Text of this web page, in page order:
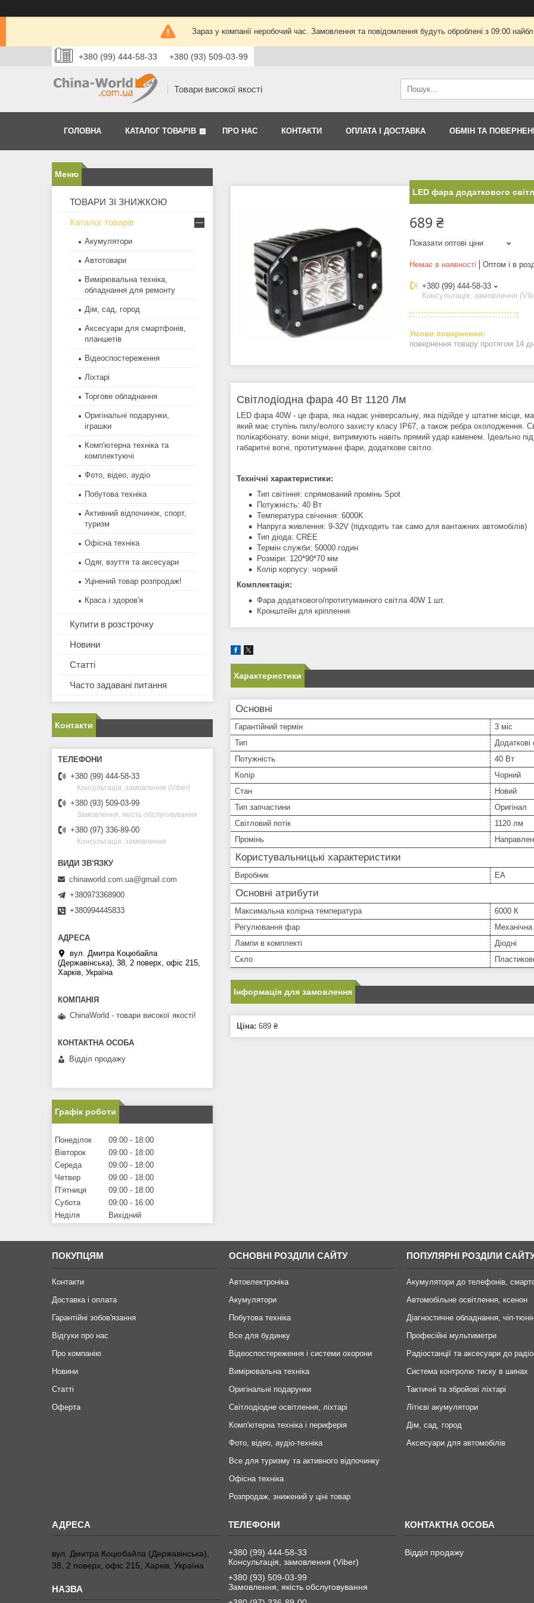
Зараз у компанії неробочий час. Замовлення та повідомлення будуть оброблені з 09:00
+380 (99) 444-58-33 +380 (93) 509-03-99
Товари високої якості
ГОЛОВНА КАТАЛОГ ТОВАРІВ ПРО НАС КОНТАКТИ ОПЛАТА І ДОСТАВКА ОБМІН ТА
LED фара додаткового
689 ₴
Показати оптові ціни
Немає в наявності Оптом і в
+380 (99) 444-58-33
Консультація, замовлення
повернення товару протягом 14
Світлодіодна фара 40 Вт 1120 Лм
LED фара 40W - це фара, яка надає універсальну, яка підійде у штатне місце,
який має ступінь пилу/волого захисту класу IP67, а також ребра охолодження.
полікарбонату, вони міцні, витримують навіть прямий удар каменем. Ідеально
габаритні вогні, протитуманні фари, додаткове світло.
Технічні характеристики:
Тип світіння: спрямований промінь Spot
Потужність: 40 Вт
Температура свічення: 6000K
Напруга живлення: 9-32V (підходить так само для вантажних автомобілів)
Тип діода: CREE
Термін служби: 50000 годин
Розміри: 120*90*70 мм
Колір корпусу: чорний
Комплектація:
Фара додаткового/протитуманного світла 40W 1 шт.
Кронштейн для кріплення
Характеристики
Основні
Гарантійний термін
3 міс
Тип
Потужність
40 Вт
Колір
Чорний
Стан
Новий
Тип запчастини
Оригінал
Світловий потік
1120 лм
Промінь
Користувальницькі характеристики
Виробник EA
Основні атрибути
Максимальна колірна температура
6000 К
Регулювання фар
Механічна
Лампи в комплекті
Діодні
Скло
Інформація для замовлення
Ціна: 689 ₴
ТОВАРИ ЗІ ЗНИЖКОЮ
Каталог товарів
Акумулятори
Автотовари
Вимірювальна техніка,
обладнання для ремонту
Дім, сад, город
Аксесуари для смартфонів,
планшетів
Відеоспостереження
Ліхтарі
Торгове обладнання
Оригінальні подарунки,
іграшки
Комп'ютерна техніка та
комплектуючі
Фото, відео, аудіо
Побутова техніка
Активний відпочинок, спорт,
туризм
Офісна техніка
Одяг, взуття та аксесуари
Уцінений товар розпродаж!
Краса і здоров'я
Купити в розстрочку
Новини
Статті
Часто задавані питання
Контакти
+380 (99) 444-58-33
Консультація, замовлення (Viber)
+380 (93) 509-03-99
Замовлення, якість обслуговування
+380 (97) 336-89-00
Консультація, замовлення
chinaworld.com.ua@gmail.com
+380973368900
+380994445833
вул. Дмитра Коцюбайла
(Державінська), 38, 2 поверх, офіс 215,
Харків, Україна
ChinaWorld - товари високої якості!
Відділ продажу
Графік роботи
Понеділок 09:00
18:00
Вівторок
09:00
18:00
Середа
09:00
18:00
Четвер
09:00
18:00
Пʼятниця
09:00
18:00
Субота
09:00
16:00
Неділя
Вихідний
ПОКУПЦЯМ
Контакти
Доставка і оплата
Гарантійні зобов'язання
Відгуки про нас
Про компанію
Новини
Статті
Оферта
ОСНОВНІ РОЗДІЛИ САЙТУ
Автоелектроніка
Акумулятори
Побутова техніка
Все для будинку
Відеоспостереження і системи охорони
Вимірювальна техніка
Оригінальні подарунки
Світлодіодне освітлення, ліхтарі
Комп'ютерна техніка і периферія
Фото, відео, аудіо-техніка
Все для туризму та активного відпочинку
Офісна техніка
Розпродаж, знижений у ціні товар
ПОПУЛЯРНІ РОЗДІЛИ
Акумулятори до телефонів,
Автомобільне освітлення, ксенон
Діагностичне обладнання, чіп-
Професійні мультиметри
Радіостанції та аксесуари до
Система контролю тиску в шинах
Тактичні та збройові ліхтарі
Літієві акумулятори
Дім, сад, город
Аксесуари для автомобілів
вул. Дмитра Коцюбайла (Державінська),
38, 2 поверх, офіс 215, Харків, Україна
+380 (99) 444-58-33
Консультація, замовлення (Viber)
+380 (93) 509-03-99
Замовлення, якість обслуговування
Відділ продажу